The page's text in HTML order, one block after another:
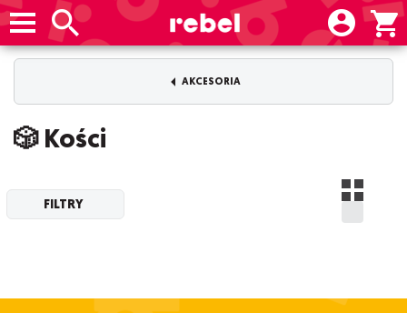
AKCESORIA
🎲 Kości
FILTRY